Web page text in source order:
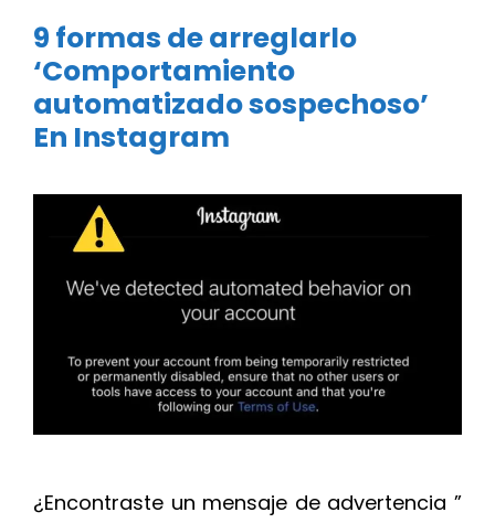
9 formas de arreglarlo
‘Comportamiento
automatizado sospechoso’
En Instagram
¿Encontraste un mensaje de advertencia ”